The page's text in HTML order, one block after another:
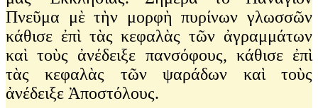
Πνεῦμα μὲ τὴν μορφὴ πυρίνων γλωσσῶν
κάθισε ἐπὶ τὰς κεφαλὰς τῶν ἀγραμμάτων
καὶ τοὺς ἀνέδειξε πανσόφους, κάθισε ἐπὶ
τὰς κεφαλὰς τῶν ψαράδων καὶ τοὺς
ἀνέδειξε Ἀποστόλους.